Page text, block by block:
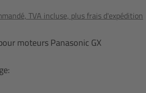
TVA incluse, plus frais d'expédition
moteurs Panasonic GX